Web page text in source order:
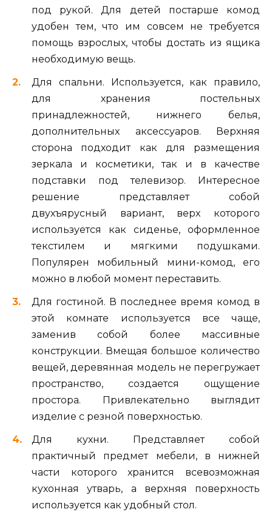
под рукой. Для детей постарше комод
удобен тем, что им совсем не требуется
помощь взрослых, чтобы достать из ящика
необходимую вещь.
Для спальни. Используется, как правило,
для хранения постельных
принадлежностей, нижнего белья,
дополнительных аксессуаров. Верхняя
сторона подходит как для размещения
зеркала и косметики, так и в качестве
подставки под телевизор. Интересное
решение представляет собой
двухъярусный вариант, верх которого
используется как сиденье, оформленное
текстилем и мягкими подушками.
Популярен мобильный мини-комод, его
можно в любой момент переставить.
Для гостиной. В последнее время комод в
этой комнате используется все чаще,
заменив собой более массивные
конструкции. Вмещая большое количество
вещей, деревянная модель не перегружает
пространство, создается ощущение
простора. Привлекательно выглядит
изделие с резной поверхностью.
Для кухни. Представляет собой
практичный предмет мебели, в нижней
части которого хранится всевозможная
кухонная утварь, а верхняя поверхность
используется как удобный стол.